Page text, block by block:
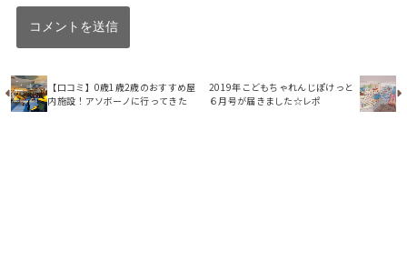
【口コミ】0歳1歳2歳のおすすめ屋
内施設！アソボーノに行ってきた
2019年こどもちゃれんじぽけっと
６月号が届きました☆レポ